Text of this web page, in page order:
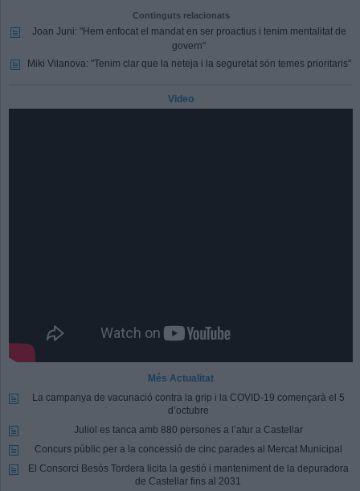
Continguts relacionats
Joan Juni: "Hem enfocat el mandat en ser proactius i tenim mentalitat de
govern"
Miki Vilanova: "Tenim clar que la neteja i la seguretat són temes prioritaris"
Video
Més Actualitat
La campanya de vacunació contra la grip i la COVID-19 començarà el 5
d’octubre
Juliol es tanca amb 880 persones a l’atur a Castellar
Concurs públic per a la concessió de cinc parades al Mercat Municipal
El Consorci Besòs Tordera licita la gestió i manteniment de la depuradora
de Castellar fins al 2031